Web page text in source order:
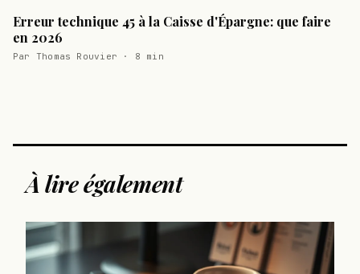
Erreur technique 45 à la Caisse d'Épargne: que faire
en 2026
Par Thomas Rouvier · 8 min
À lire également